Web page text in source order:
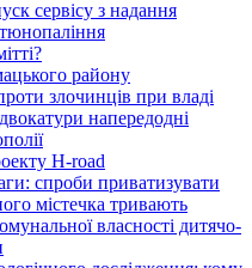
сервісу з надання
району
злочинців при владі
напередодні
H-road
спроби приватизувати
містечка тривають
власності дитячо-